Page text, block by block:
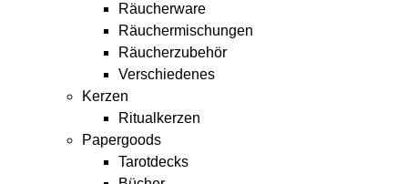
Räucherware
Räuchermischungen
Räucherzubehör
Verschiedenes
Kerzen
Ritualkerzen
Papergoods
Tarotdecks